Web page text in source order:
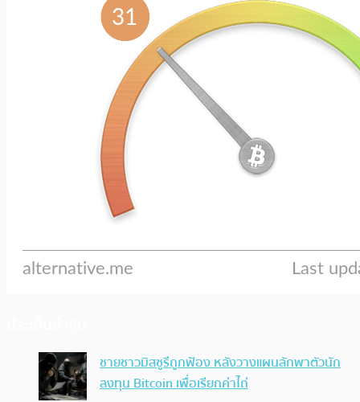
ชายชาวมิสซูรีถูกฟ้อง หลังวางแผนลักพาตัวนัก
ลงทุน Bitcoin เพื่อเรียกค่าไถ่